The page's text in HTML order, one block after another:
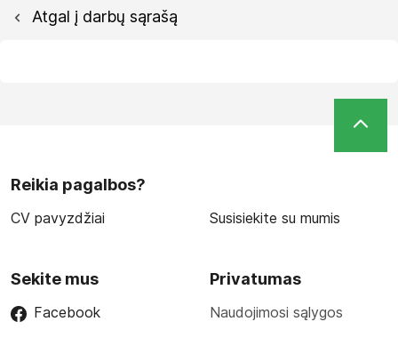
Atgal į darbų sąrašą
Reikia pagalbos?
CV pavyzdžiai Susisiekite su mumis
Sekite mus
Facebook
Privatumas
Naudojimosi sąlygos